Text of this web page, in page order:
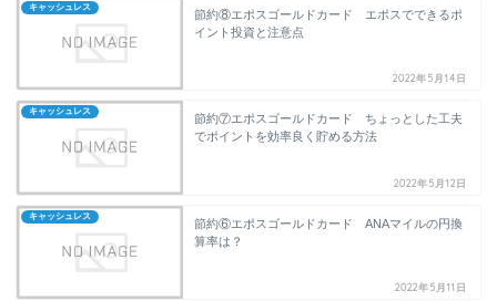
キャッシュレス
節約⑧エポスゴールドカード エポスでできるポ
イント投資と注意点
2022年5月14日
キャッシュレス
節約⑦エポスゴールドカード ちょっとした工夫
でポイントを効率良く貯める方法
2022年5月12日
キャッシュレス
節約⑥エポスゴールドカード ANAマイルの円換
算率は？
2022年5月11日